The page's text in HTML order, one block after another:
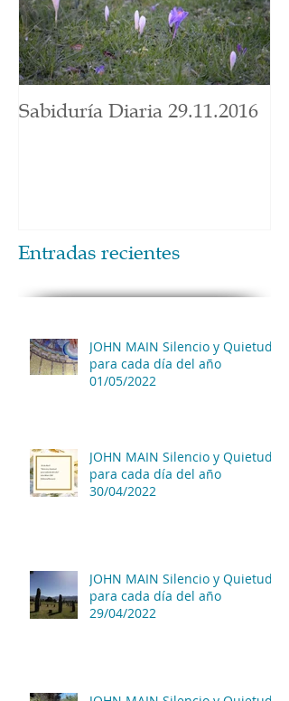
Sabiduría Diaria 29.11.2016
Entradas recientes
JOHN MAIN Silencio y Quietud
para cada día del año
01/05/2022
JOHN MAIN Silencio y Quietud
para cada día del año
30/04/2022
JOHN MAIN Silencio y Quietud
para cada día del año
29/04/2022